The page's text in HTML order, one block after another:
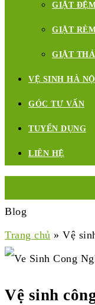
GIẶT
GIẶT
GIẶT
VỆ SINH HÀ
GÓC TƯ VẤN
TUYỂN DỤNG
LIÊN HỆ
Blog
Trang chủ » Vệ
Vệ sinh